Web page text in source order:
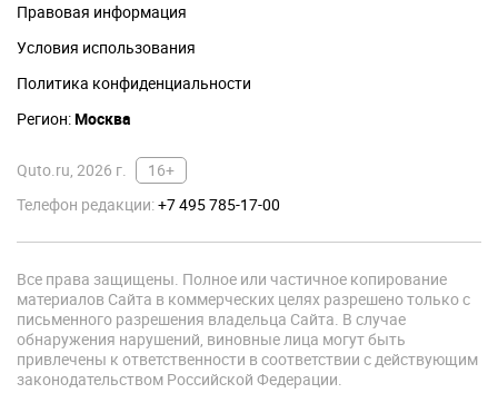
Правовая информация
Условия использования
Политика конфиденциальности
Регион:Москва
Quto.ru, 2026 г.
16+
Телефон редакции:+7 495 785-17-00
Все права защищены. Полное или частичное копирование
материалов Сайта в коммерческих целях разрешено только с
письменного разрешения владельца Сайта. В случае
обнаружения нарушений, виновные лица могут быть
привлечены к ответственности в соответствии с действующим
законодательством Российской Федерации.